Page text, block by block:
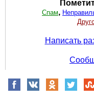
Спам,
Написать